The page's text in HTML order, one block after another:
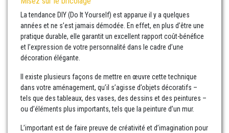
La tendance DIY (Do It Yourself) est apparue il y a quelques
années et ne s’est jamais démodée. En effet, en plus d’être une
pratique durable, elle garantit un excellent rapport coût-bénéfice
et l’expression de votre personnalité dans le cadre d’une
décoration élégante.
Il existe plusieurs façons de mettre en œuvre cette technique
dans votre aménagement, qu’il s’agisse d’objets décoratifs –
tels que des tableaux, des vases, des dessins et des peintures –
ou d’éléments plus importants, tels que la peinture d’un mur.
L’important est de faire preuve de créativité et d’imagination pour